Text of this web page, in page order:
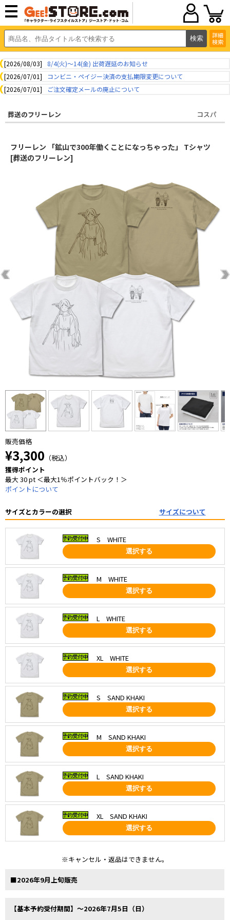
詳細
検索
[2026/08/03]
8/4(火)～14(金) 出荷遅延のお知らせ
[2026/07/01]
コンビニ・ペイジー決済の支払期限変更について
[2026/07/01]
ご注文確定メールの廃止について
葬送のフリーレン コスパ
フリーレン 「鉱山で300年働くことになっちゃった」 Tシャツ
[葬送のフリーレン]
販売価格
¥3,300 （税込）
獲得ポイント
最大 30 pt ＜最大1％ポイントバック！＞
ポイントについて
サイズとカラーの選択 サイズについて
S WHITE
選択する
M WHITE
選択する
L WHITE
選択する
XL WHITE
選択する
S SAND KHAKI
選択する
M SAND KHAKI
選択する
L SAND KHAKI
選択する
XL SAND KHAKI
選択する
※キャンセル・返品はできません。
■2026年9月上旬販売
【基本予約受付期間】～2026年7月5日（日）